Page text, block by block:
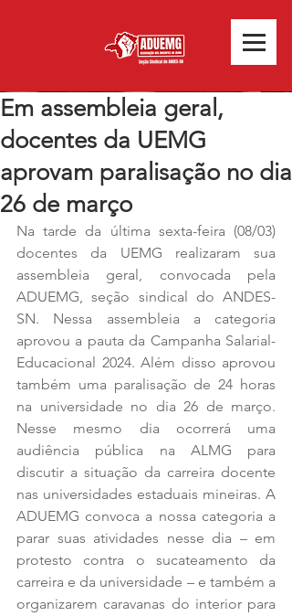
Em assembleia geral,
docentes da UEMG
aprovam paralisação no dia
26 de março
Na tarde da última sexta-feira (08/03)
docentes da UEMG realizaram sua
assembleia geral, convocada pela
ADUEMG, seção sindical do ANDES-
SN. Nessa assembleia a categoria
aprovou a pauta da Campanha Salarial-
Educacional 2024. Além disso aprovou
também uma paralisação de 24 horas
na universidade no dia 26 de março.
Nesse mesmo dia ocorrerá uma
audiência pública na ALMG para
discutir a situação da carreira docente
nas universidades estaduais mineiras. A
ADUEMG convoca a nossa categoria a
parar suas atividades nesse dia – em
protesto contra o sucateamento da
carreira e da universidade – e também a
organizarem caravanas do interior para